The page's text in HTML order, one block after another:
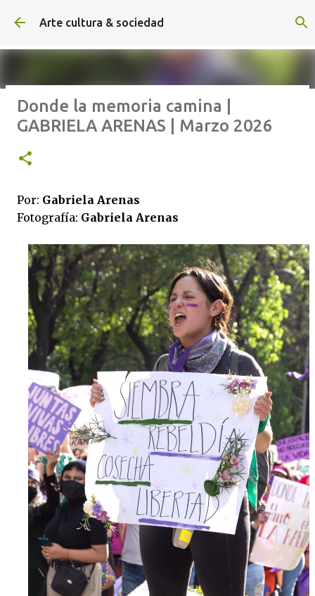
Ir al contenido principal
Arte cultura & sociedad
ALEXA DE HOYOS | El arte de
hacer cine sin excusas | ROBERTO
GARZA | Agosto 2026
Donde la memoria camina |
GABRIELA ARENAS | Marzo 2026
Por: Gabriela Arenas
Fotografía: Gabriela Arenas